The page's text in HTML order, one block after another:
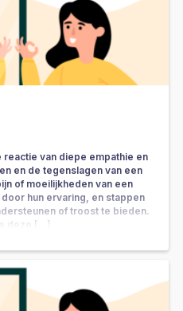
van diepe empathie en
en de tegenslagen van een
of moeilijkheden van een
hun ervaring, en stappen
of troost te bieden.
deze […]